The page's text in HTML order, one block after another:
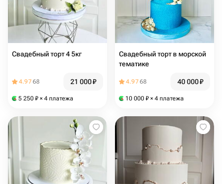
Свадебный торт 4 5кг
4.9768 21 000₽
5 250 ₽ × 4 платежа
Свадебный торт в морской
тематике
4.9768 40 000₽
10 000 ₽ × 4 платежа